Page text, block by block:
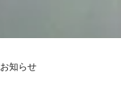
お知らせ